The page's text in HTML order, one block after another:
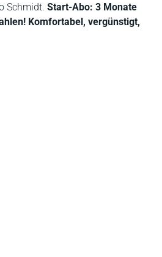
Schmidt. Start-Abo: 3 Monate
Komfortabel, vergünstigt,